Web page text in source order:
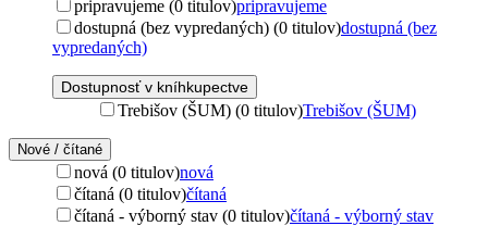
pripravujeme (0 titulov)pripravujeme
dostupná (bez vypredaných) (0 titulov)dostupná (bez
vypredaných)
Dostupnosť v kníhkupectve
Trebišov (ŠUM) (0 titulov)Trebišov (ŠUM)
Nové / čítané
nová (0 titulov)nová
čítaná (0 titulov)čítaná
čítaná - výborný stav (0 titulov)čítaná - výborný stav